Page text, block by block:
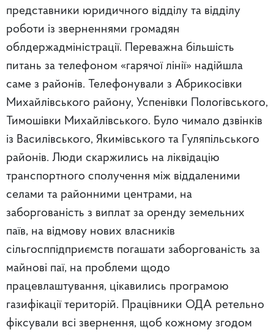
представники юридичного відділу та відділу
роботи із зверненнями громадян
облдержадміністрації. Переважна більшість
питань за телефоном «гарячої лінії» надійшла
саме з районів. Телефонували з Абрикосівки
Михайлівського району, Успенівки Пологівського,
Тимошівки Михайлівського. Було чимало дзвінків
із Василівського, Якимівського та Гуляпільського
районів. Люди скаржились на ліквідацію
транспортного сполучення між віддаленими
селами та районними центрами, на
заборгованість з виплат за оренду земельних
паїв, на відмову нових власників
сільгосппідприємств погашати заборгованість за
майнові паї, на проблеми щодо
працевлаштування, цікавились програмою
газифікації територій. Працівники ОДА ретельно
фіксували всі звернення, щоб кожному згодом